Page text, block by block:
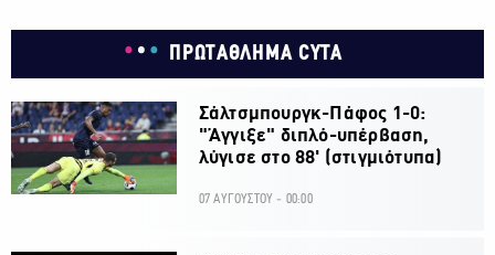
ΠΡΩΤΑΘΛΗΜΑ CYTA
Σάλτσμπουργκ-Πάφος 1-0:
"Άγγιξε" διπλό-υπέρβαση,
λύγισε στο 88' (στιγμιότυπα)
07 ΑΥΓΟΥΣΤΟΥ - 00:00